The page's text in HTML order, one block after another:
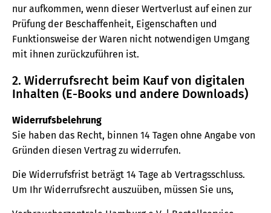
nur aufkommen, wenn dieser Wertverlust auf einen zur
Prüfung der Beschaffenheit, Eigenschaften und
Funktionsweise der Waren nicht notwendigen Umgang
mit ihnen zurückzuführen ist.
2. Widerrufsrecht beim Kauf von digitalen
Inhalten (E-Books und andere Downloads)
Widerrufsbelehrung
Sie haben das Recht, binnen 14 Tagen ohne Angabe von
Gründen diesen Vertrag zu widerrufen.
Die Widerrufsfrist beträgt 14 Tage ab Vertragsschluss.
Um Ihr Widerrufsrecht auszuüben, müssen Sie uns,